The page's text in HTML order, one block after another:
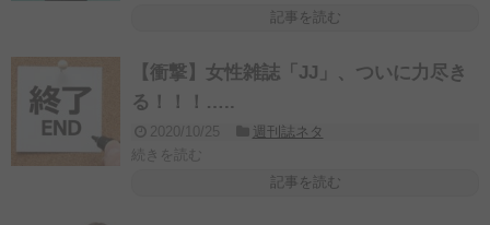
記事を読む
【衝撃】女性雑誌「JJ」、ついに力尽き
る！！！…..
2020/10/25
週刊誌ネタ
続きを読む
記事を読む